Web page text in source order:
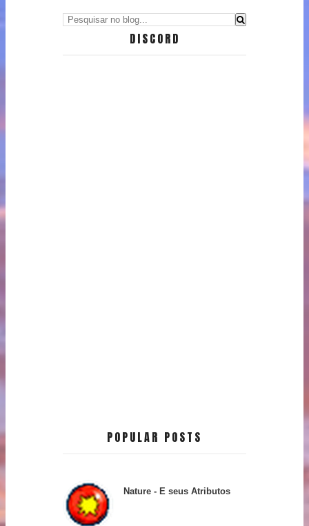
DISCORD
POPULAR POSTS
Nature - E seus Atributos